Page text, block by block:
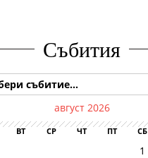
Събития
събитие...
август 2026
ВТ СР ЧТ ПТ СБ
1